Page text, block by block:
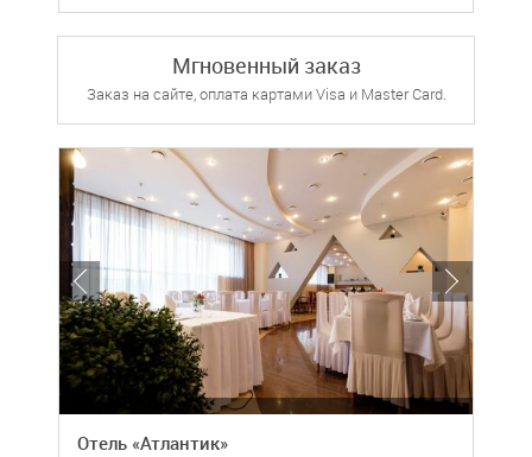
Мгновенный заказ
Заказ на сайте, оплата картами Visa и Master Card.
Отель «Атлантик»